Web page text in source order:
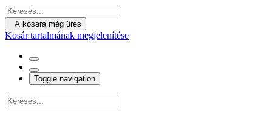
A kosara még üres
Kosár tartalmának megjelenítése
Toggle navigation